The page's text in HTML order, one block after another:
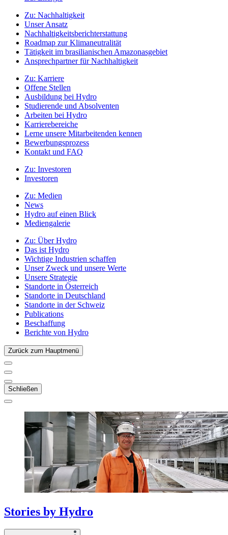
Zu: Nachhaltigkeit
Unser Ansatz
Nachhaltigkeitsberichterstattung
Roadmap zur Klimaneutralität
Tätigkeit im brasilianischen Amazonasgebiet
Ansprechpartner für Nachhaltigkeit
Zu: Karriere
Offene Stellen
Ausbildung bei Hydro
Studierende und Absolventen
Arbeiten bei Hydro
Karrierebereiche
Lerne unsere Mitarbeitenden kennen
Bewerbungsprozess
Kontakt und FAQ
Zu: Investoren
Investoren
Zu: Medien
News
Hydro auf einen Blick
Mediengalerie
Zu: Über Hydro
Das ist Hydro
Wichtige Industrien schaffen
Unser Zweck und unsere Werte
Unsere Strategie
Standorte in Österreich
Standorte in Deutschland
Standorte in der Schweiz
Publications
Beschaffung
Berichte von Hydro
Zurück zum Hauptmenü
Schließen
Stories by Hydro